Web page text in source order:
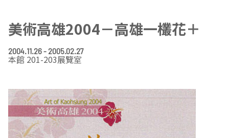
交通資訊
兒童美術館
藝術生態園區
高美館
兒童美術館
易讀手冊
藝術之旅
高美書屋
Pasadena
Pinkoi 電商平台
徵件辦法
典藏查詢
精選典藏
研究資源
藝術認證 / 百夜默讀 / 高雄ART青
視覺藝術影像資料庫
研究出版
線上書
藝術閱聽
雄雄藝見你│Podcast
典藏賞析│Podcasts
視覺影像資料庫│影音紀錄
線上展覽
多元史觀特藏室二部曲：南方作為衝撞之所
流於形式—梁任宏個展(1999-2024)
寓懷的行板：劉生容研究展
來自大地的祝福— 2019-2020典藏捐贈展
線上學習資源
相遇在南方 - 教/學包
關於我們
高美館
關於館長
組織職掌
關於兒童美術館
藝術生態園區
高美之友
EN
美術高雄2004－高雄一欉花＋
2004.11.26 - 2005.02.27
本館 201-203展覽室